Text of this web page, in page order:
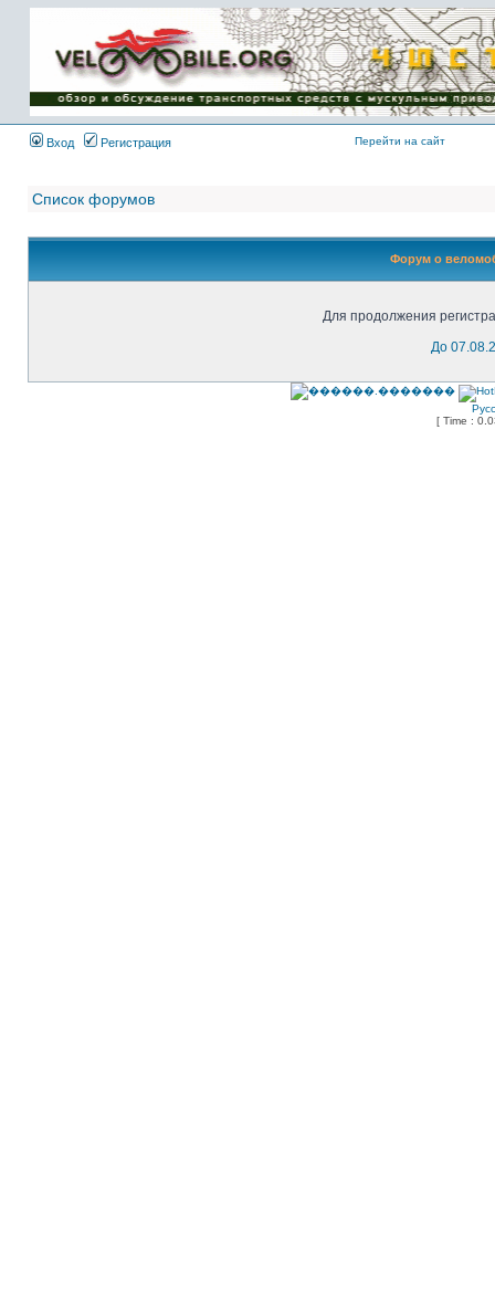
Имя пользователя:
Пароль:
{ LOG_ME_IN_SHORT
}
Вход
Регистрация Перейти на сайт
Список форумов
Форум о
Для продолжения
До
[ Time :